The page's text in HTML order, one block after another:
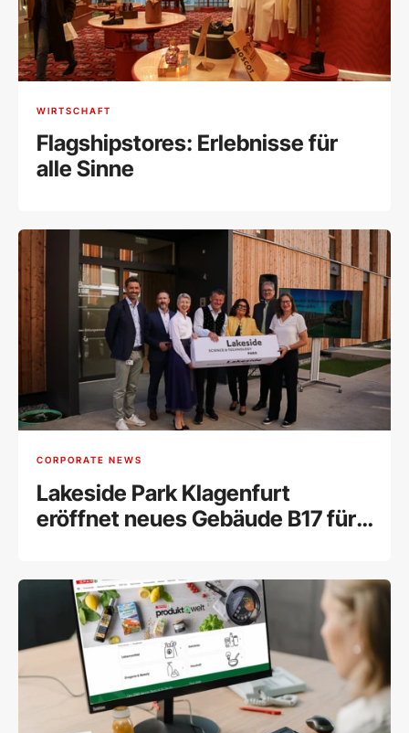
WIRTSCHAFT
Flagshipstores: Erlebnisse für
alle Sinne
CORPORATE NEWS
Lakeside Park Klagenfurt
eröffnet neues Gebäude B17 für